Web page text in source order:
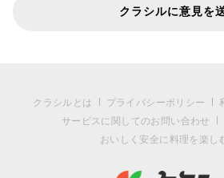
クラシルに意見を
クラシルとは プライバシーポリシー
サービスに関してのお問い合わせ
おいしく安全に料理を楽し